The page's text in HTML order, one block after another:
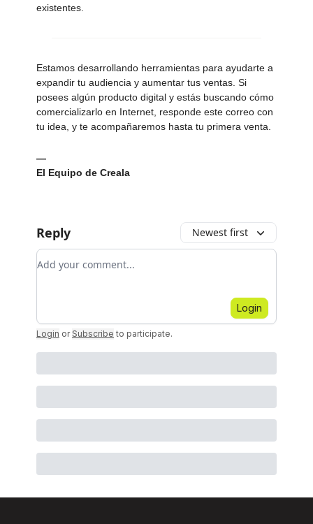
existentes.
Estamos desarrollando herramientas para ayudarte a
expandir tu audiencia y aumentar tus ventas. Si
posees algún producto digital y estás buscando cómo
comercializarlo en Internet, responde este correo con
tu idea, y te acompañaremos hasta tu primera venta.
—
El Equipo de Creala
Reply Newest first
Add your comment
Login
Login or Subscribe to participate.